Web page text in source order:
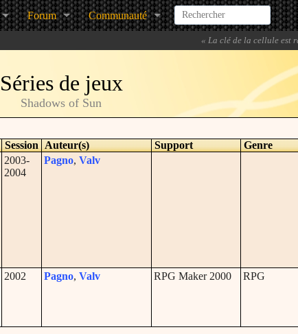
Forum Communauté
« La clé de la cellule est
Séries de jeux
Shadows of Sun
Session Auteur(s) Support Genre
2003-
2004
Pagno, Valv
2002 Pagno, Valv RPG Maker 2000 RPG